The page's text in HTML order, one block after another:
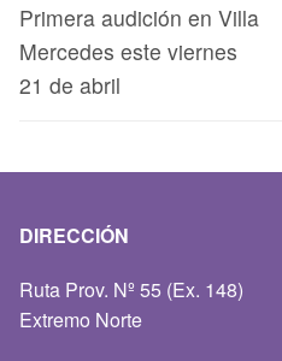
Primera audición en Villa
Mercedes este viernes
21 de abril
DIRECCIÓN
Ruta Prov. Nº 55 (Ex. 148)
Extremo Norte